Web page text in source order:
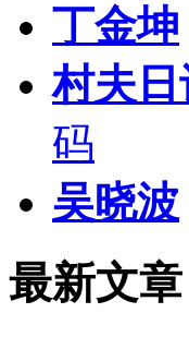
丁金坤
村夫日
码
吴晓波
最新文章